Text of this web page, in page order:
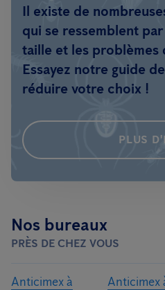
Il existe de
qui se ressemblent
taille et les problèmes
Essayez notre guide
réduire votre choix !
PLUS
Nos bureaux
PRÈS DE CHEZ VOUS
Anticimex à
Anticimex